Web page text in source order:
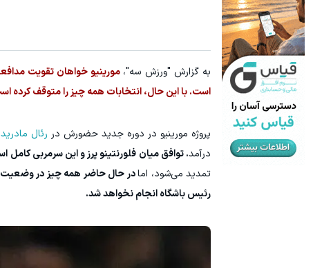
به گزارش "ورزش سه"، مورینیو خواهان تقویت
است. با این حال، انتخابات همه چیز را متوقف کرده
پروژه مورینیو در دوره جدید حضورش در رئال مادرید
درآمد. توافق میان فلورنتینو پرز و این سرمربی کامل
تمدید می‌شود، امادر حال حاضر همه چیز در وضعیت
رئیس باشگاه انجام نخواهد شد.
60% تخفیف پوشاک جین وست + خرید در 4 قسط
مشاهده و خرید